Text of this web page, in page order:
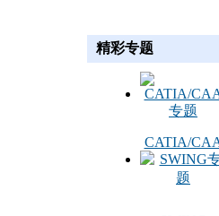
精彩专题
CATIA/